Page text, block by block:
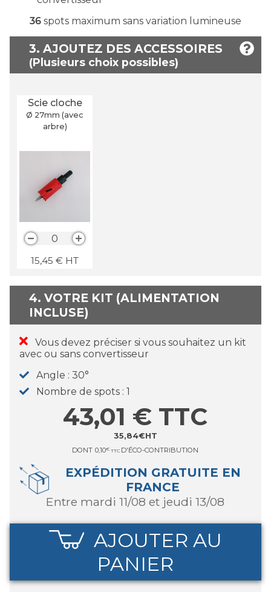
36spots maximum sans variation lumineuse
3. AJOUTEZ DES ACCESSOIRES
Scie cloche
Ø 27mm (avec
arbre)
0
15,45 € HT
4. VOTRE KIT (ALIMENTATION
INCLUSE)
Vous devez préciser si vous souhaitez un kit
avec ou sans convertisseur
Angle
30°
Nombre de spots 1
35,84€HT
43,01 € TTC
DONT 0,10€ TTC D'ÉCO-CONTRIBUTION
EXPÉDITION GRATUITE EN
FRANCE
entre mardi 11/08 et jeudi 13/08
AJOUTER AU
PANIER